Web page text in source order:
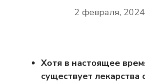
2 февраля, 2024
Хотя в настоящее
существует лекарства